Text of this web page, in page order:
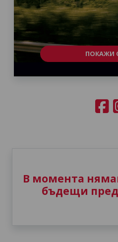
ПОКАЖИ
В момента
бъдещи